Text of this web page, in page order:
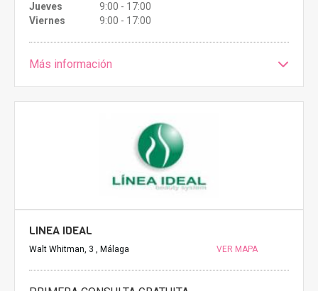
Jueves
9:00 - 17:00
Viernes
9:00 - 17:00
Más información
LINEA IDEAL
Walt Whitman, 3 , Málaga VER MAPA